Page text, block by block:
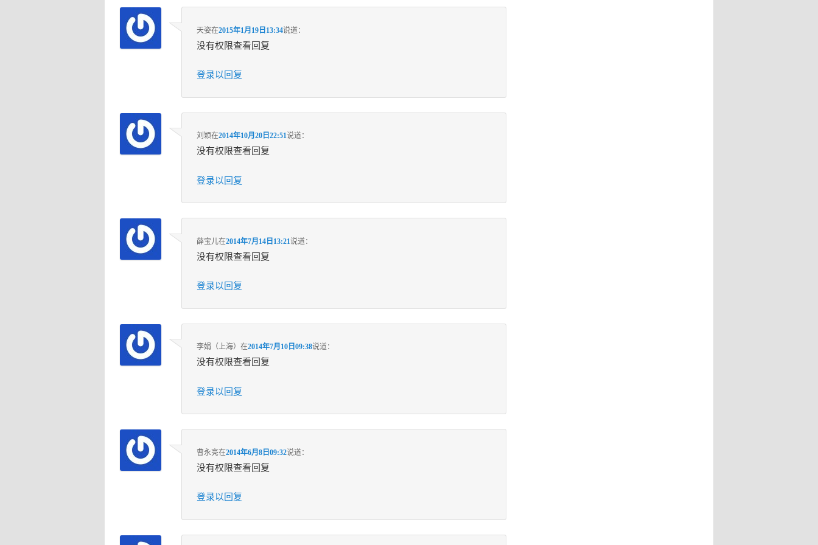
天姿在2015年1月19日13:34说道：
没有权限查看回复
登录以回复
刘颖在2014年10月20日22:51说道：
没有权限查看回复
登录以回复
薛宝儿在2014年7月14日13:21说道：
没有权限查看回复
登录以回复
李娟（上海）在2014年7月10日09:38说道：
没有权限查看回复
登录以回复
曹永亮在2014年6月8日09:32说道：
没有权限查看回复
登录以回复